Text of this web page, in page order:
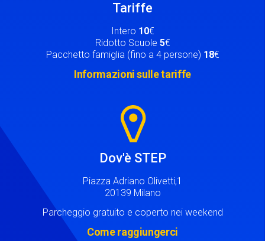
Tariffe
Intero 10€
Ridotto Scuole 5€
Pacchetto famiglia (fino a 4 persone) 18€
Informazioni sulle tariffe
Dov'è STEP
Piazza Adriano Olivetti,1
20139 Milano
Parcheggio gratuito e coperto nei weekend
Come raggiungerci